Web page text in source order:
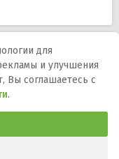
Политика
связь
и ТВ на Андроид.
и загрузка.
для
и улучшения
Вы соглашаетесь с
.